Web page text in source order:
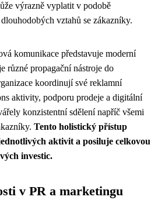
výrazně vyplatit v podobě
vztahů se zákazníky.
komunikace představuje moderní
různé propagační nástroje do
koordinují své reklamní
aktivity, podporu prodeje a digitální
konzistentní sdělení napříč všemi
Tento holistický přístup
aktivit a posiluje celkovou
investic.
v PR a marketingu